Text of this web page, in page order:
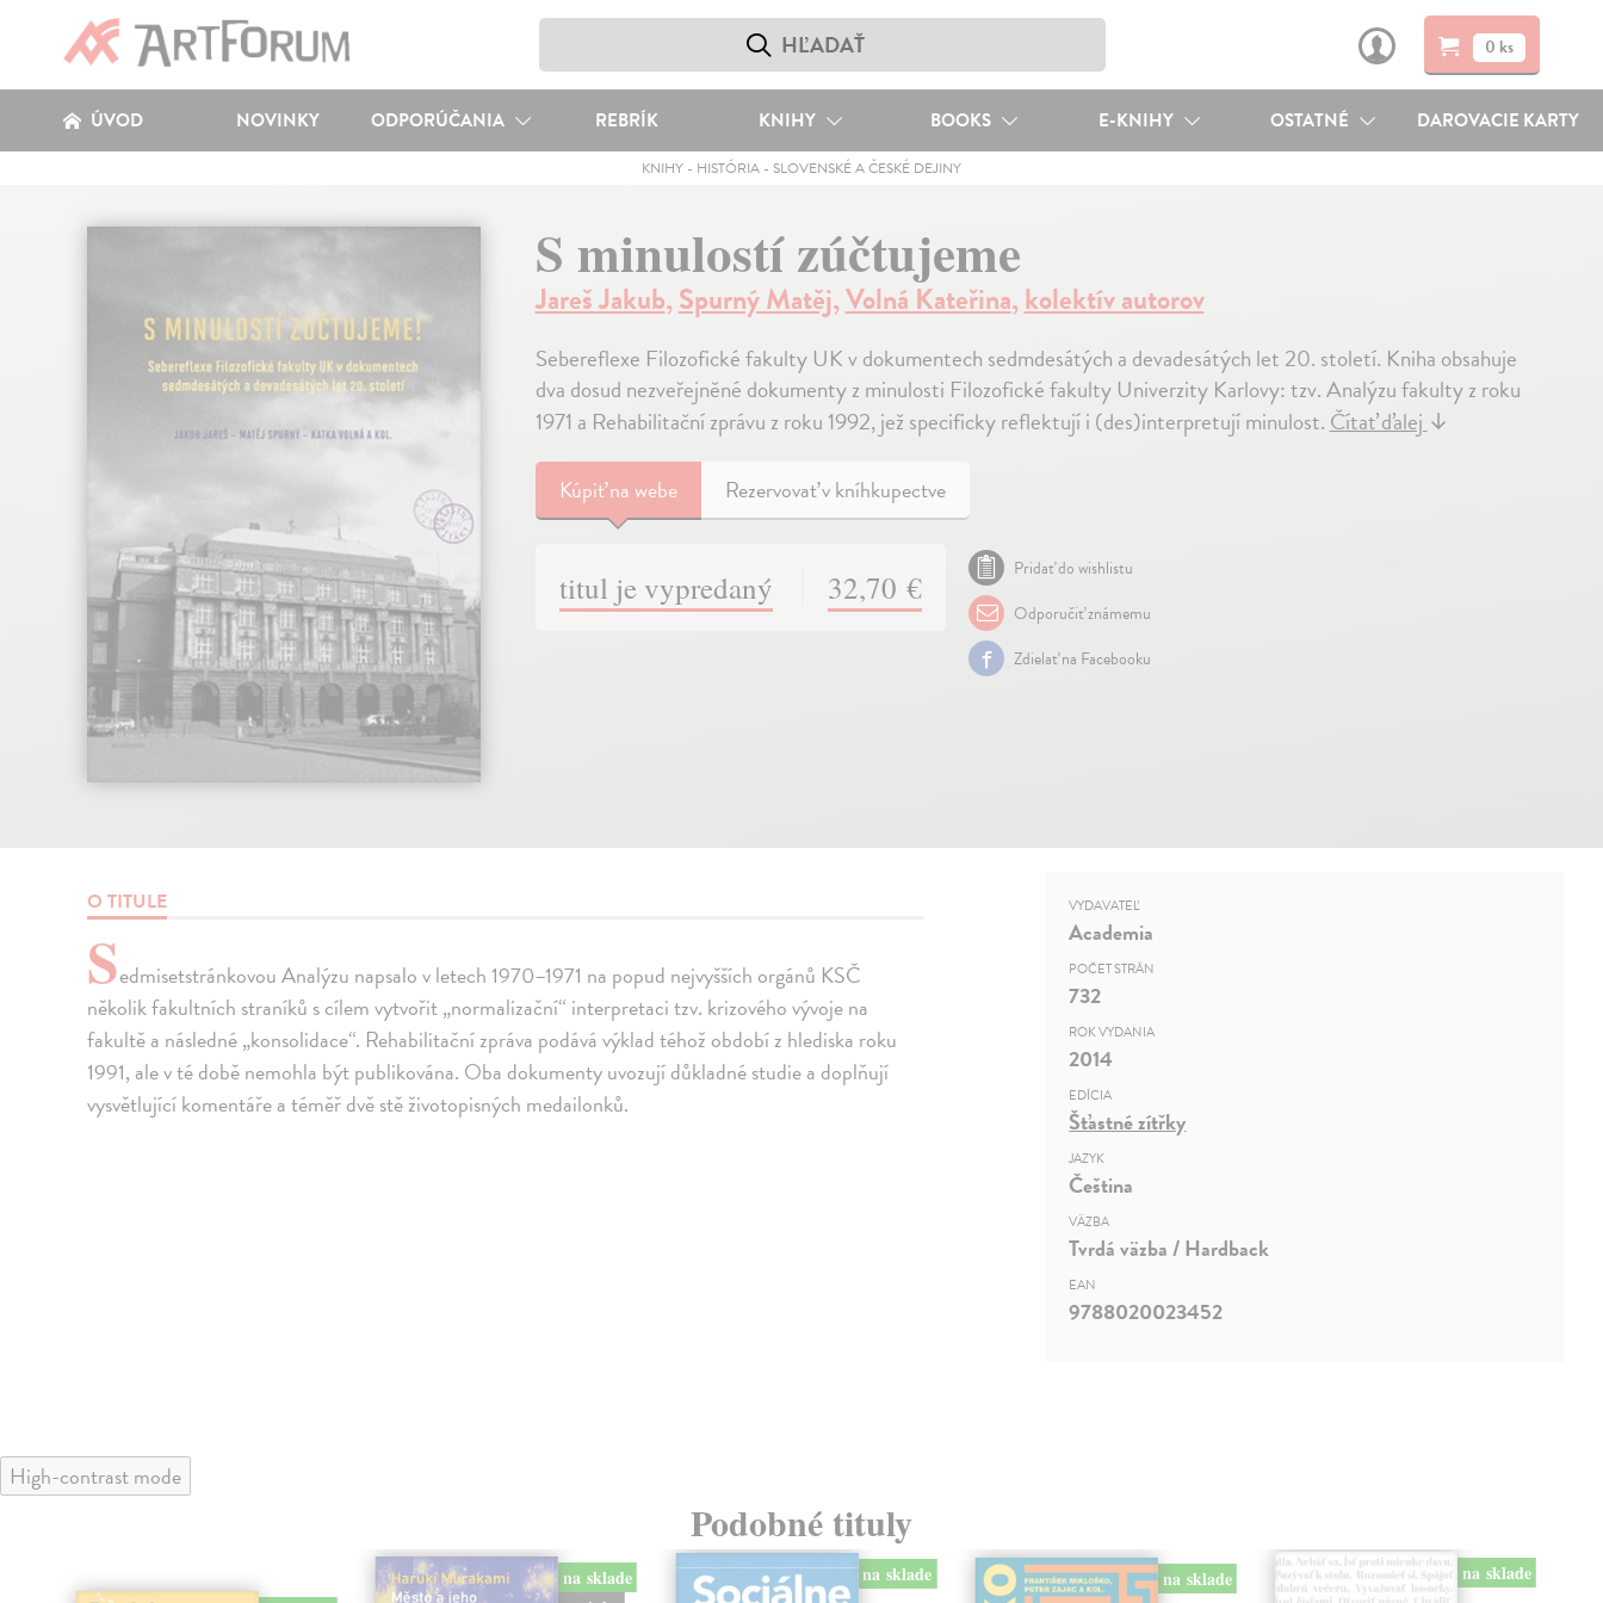
0 ks
ÚVOD NOVINKY ODPORÚČANIA REBRÍK KNIHY BOOKS E-KNIHY OSTATNÉ DAROVACIE KARTY
KNIHY- HISTÓRIA- SLOVENSKÉ A ČESKÉ DEJINY
S minulostí zúčtujeme
Jareš Jakub,Spurný Matěj,Volná Kateřina,kolektív autorov
Sebereflexe Filozofické fakulty UK v dokumentech sedmdesátých a devadesátých let 20. století. Kniha obsahuje
dva dosud nezveřejněné dokumenty z minulosti Filozofické fakulty Univerzity Karlovy: tzv. Analýzu fakulty z roku
1971 a Rehabilitační zprávu z roku 1992, jež specificky reflektují i (des)interpretují minulost.Čítať ďalej↓
Kúpiťna webe Rezervovať v kníhkupectve
titul je vypredaný 32,70 €
Pridať do wishlistu
Odporučiť známemu
Zdielať na Facebooku
O TITULE
Sedmisetstránkovou Analýzu napsalo v letech 1970–1971 na popud nejvyšších orgánů KSČ
několik fakultních straníků s cílem vytvořit „normalizační“ interpretaci tzv. krizového vývoje na
fakultě a následné „konsolidace“. Rehabilitační zpráva podává výklad téhož období z hlediska roku
1991, ale v té době nemohla být publikována. Oba dokumenty uvozují důkladné studie a doplňují
vysvětlující komentáře a téměř dvě stě životopisných medailonků.
VYDAVATEĽ
Academia
POČET STRÁN
732
ROK VYDANIA
2014
EDÍCIA
Šťastné zítřky
JAZYK
Čeština
VÄZBA
Tvrdá väzba / Hardback
EAN
9788020023452
High-contrast mode
Podobné tituly
na sklade
na sklade na sklade na sklade